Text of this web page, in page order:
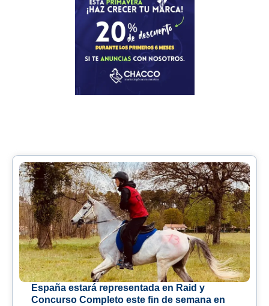
España estará representada en Raid y
Concurso Completo este fin de semana en